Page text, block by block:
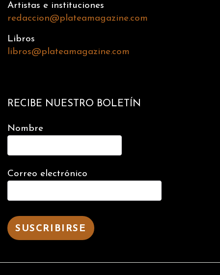
Artistas e instituciones
redaccion@plateamagazine.com
Libros
libros@plateamagazine.com
RECIBE NUESTRO BOLETÍN
Nombre
Correo electrónico